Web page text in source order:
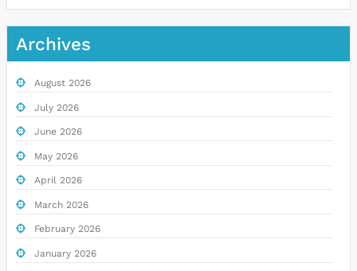
Archives
August 2026
July 2026
June 2026
May 2026
April 2026
March 2026
February 2026
January 2026